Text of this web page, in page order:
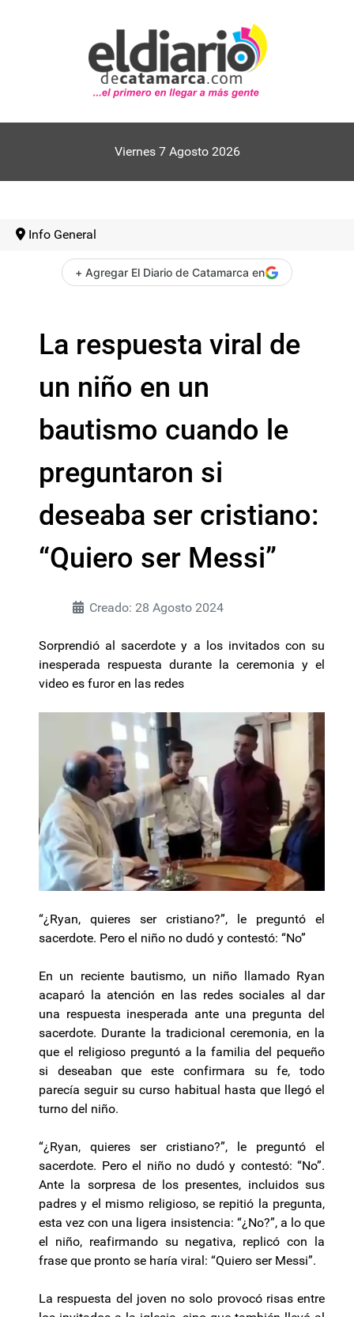
Viernes 7 Agosto 2026
Info General
+ Agregar El Diario de Catamarca en
La respuesta viral de
un niño en un
bautismo cuando le
preguntaron si
deseaba ser cristiano:
“Quiero ser Messi”
Creado: 28 Agosto 2024
Sorprendió al sacerdote y a los invitados con su
inesperada respuesta durante la ceremonia y el
video es furor en las redes
“¿Ryan, quieres ser cristiano?”, le preguntó el
sacerdote. Pero el niño no dudó y contestó: “No”
En un reciente bautismo, un niño llamado Ryan
acaparó la atención en las redes sociales al dar
una respuesta inesperada ante una pregunta del
sacerdote. Durante la tradicional ceremonia, en la
que el religioso preguntó a la familia del pequeño
si deseaban que este confirmara su fe, todo
parecía seguir su curso habitual hasta que llegó el
turno del niño.
“¿Ryan, quieres ser cristiano?”, le preguntó el
sacerdote. Pero el niño no dudó y contestó: “No”.
Ante la sorpresa de los presentes, incluidos sus
padres y el mismo religioso, se repitió la pregunta,
esta vez con una ligera insistencia: “¿No?”, a lo que
el niño, reafirmando su negativa, replicó con la
frase que pronto se haría viral: “Quiero ser Messi”.
La respuesta del joven no solo provocó risas entre